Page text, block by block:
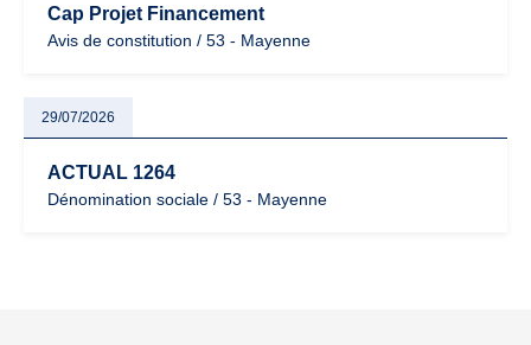
Cap Projet Financement
Avis de constitution / 53 - Mayenne
29/07/2026
ACTUAL 1264
Dénomination sociale / 53 - Mayenne